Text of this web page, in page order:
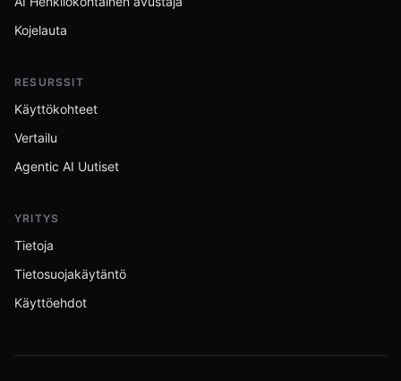
Kojelauta
RESURSSIT
Käyttökohteet
Vertailu
Agentic AI Uutiset
YRITYS
Tietoja
Tietosuojakäytäntö
Käyttöehdot